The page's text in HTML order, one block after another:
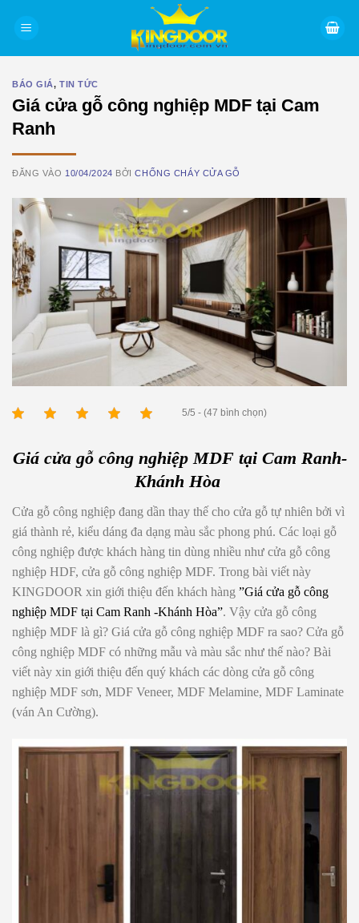
BÁO GIÁ,TIN TỨC
Giá cửa gỗ công nghiệp MDF tại Cam
Ranh
ĐĂNG VÀO 10/04/2024 BỞICHỐNG CHÁY CỬA GỖ
5/5 - (47 bình chọn)
Giá cửa gỗ công nghiệp MDF tại Cam Ranh-
Khánh Hòa
Cửa gỗ công nghiệp đang dần thay thế cho cửa gỗ tự nhiên bởi vì
giá thành rẻ, kiểu dáng đa dạng màu sắc phong phú. Các loại gỗ
công nghiệp được khách hàng tin dùng nhiều như cửa gỗ công
nghiệp HDF, cửa gỗ công nghiệp MDF. Trong bài viết này
KINGDOOR xin giới thiệu đến khách hàng ”Giá cửa gỗ công
nghiệp MDF tại Cam Ranh -Khánh Hòa”. Vậy cửa gỗ công
nghiệp MDF là gì? Giá cửa gỗ công nghiệp MDF ra sao? Cửa gỗ
công nghiệp MDF có những mẫu và màu sắc như thế nào? Bài
viết này xin giới thiệu đến quý khách các dòng cửa gỗ công
nghiệp MDF sơn, MDF Veneer, MDF Melamine, MDF Laminate
(ván An Cường).